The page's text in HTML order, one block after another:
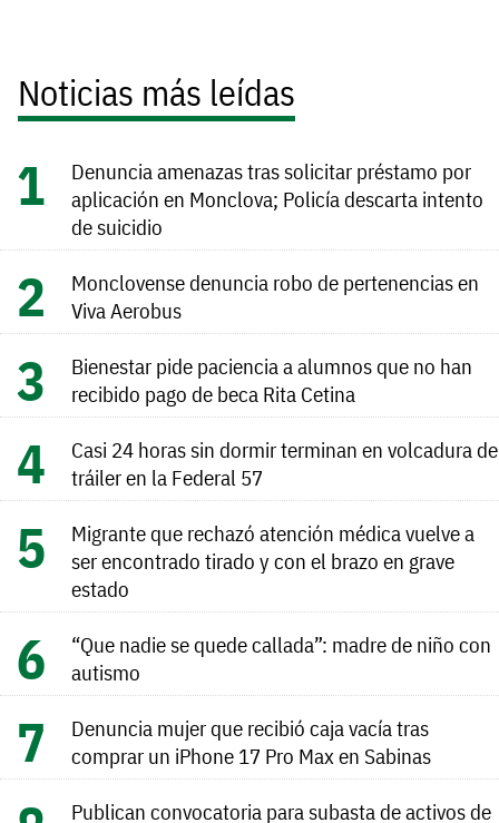
Noticias más leídas
Denuncia amenazas tras solicitar préstamo por
aplicación en Monclova; Policía descarta intento
de suicidio
Monclovense denuncia robo de pertenencias en
Viva Aerobus
Bienestar pide paciencia a alumnos que no han
recibido pago de beca Rita Cetina
Casi 24 horas sin dormir terminan en volcadura de
tráiler en la Federal 57
Migrante que rechazó atención médica vuelve a
ser encontrado tirado y con el brazo en grave
estado
“Que nadie se quede callada”: madre de niño con
autismo
Denuncia mujer que recibió caja vacía tras
comprar un iPhone 17 Pro Max en Sabinas
Publican convocatoria para subasta de activos de